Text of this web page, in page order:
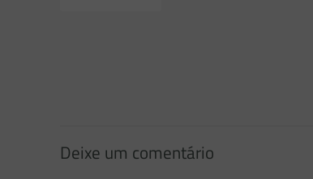
Deixe um comentário